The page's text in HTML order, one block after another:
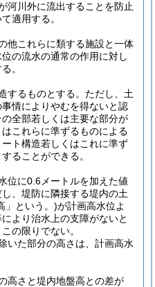
河川外に流出することを防止
適用する。
他これらに類する施設と一体
の流水の通常の作用に対し
。
するものとする。 ただし、土
情によりやむを得ないと認
全部若しくは主要な部分が
これらに準ずるものによる
ト構造若しくはこれに準ず
ることができる。
位に0.6メートルを加えた値
し、堤防に隣接する堤内の土
」という。)が計画高水位よ
より治水上の支障がないと
の限りでない。
いた部分の高さは、計画高水
高さと堤内地盤高との差が